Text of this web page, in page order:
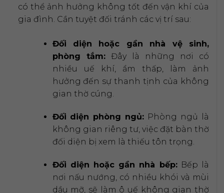
có thể ảnh hưởng không tốt đến vận khí của
gia đình. Cần tuyệt đối tránh các vị trí sau:
Đối diện hoặc gần nhà vệ sinh,
phòng tắm:Đây là những nơi có
nhiều uế khí, ẩm thấp, làm ảnh
hưởng đến sự thanh tịnh của không
gian thờ cúng.
Đối diện phòng ngủ: Phòng ngủ là
không gian riêng tư, việc đặt bàn thờ
đối diện bị xem là thiếu tôn trọng.
Đối diện hoặc gần nhà bếp:Bếp là
nơi nấu nướng, có nhiều khói và mùi
dầu mỡ, sẽ làm ô uế không gian thờ